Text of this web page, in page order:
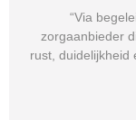
“Via
zorgaanbieder
rust, duidelijkheid